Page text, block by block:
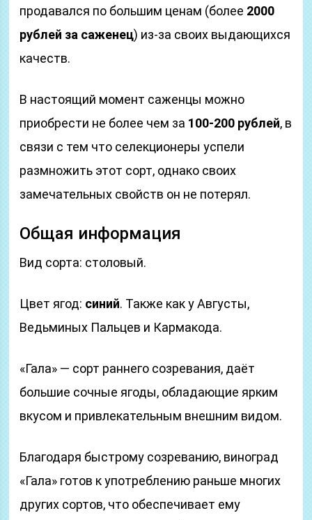
продавался по большим ценам (более 2000
рублей за саженец) из-за своих выдающихся
качеств.
В настоящий момент саженцы можно
приобрести не более чем за 100-200 рублей, в
связи с тем что селекционеры успели
размножить этот сорт, однако своих
замечательных свойств он не потерял.
Общая информация
Вид сорта: столовый.
Цвет ягод: синий. Также как у Августы,
Ведьминых Пальцев и Кармакода.
«Гала» — сорт раннего созревания, даёт
большие сочные ягоды, обладающие ярким
вкусом и привлекательным внешним видом.
Благодаря быстрому созреванию, виноград
«Гала» готов к употреблению раньше многих
других сортов, что обеспечивает ему